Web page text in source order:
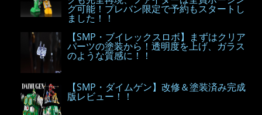
グ可能！プレバン限定で予約もスタートし
ました！！
【SMP・ブイレックスロボ】まずはクリア
パーツの塗装から！透明度を上げ、ガラス
のような質感に！！
【SMP・ダイムゲン】改修＆塗装済み完成
版レビュー！！